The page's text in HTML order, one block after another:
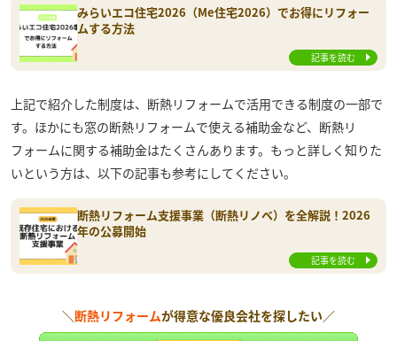
みらいエコ住宅2026（Me住宅2026）でお得にリフォー
ムする方法
記事を読む
上記で紹介した制度は、断熱リフォームで活用できる制度の一部で
す。ほかにも窓の断熱リフォームで使える補助金など、断熱リ
フォームに関する補助金はたくさんあります。もっと詳しく知りた
いという方は、以下の記事も参考にしてください。
断熱リフォーム支援事業（断熱リノベ）を全解説！2026
年の公募開始
記事を読む
＼断熱リフォームが得意な優良会社を探したい／